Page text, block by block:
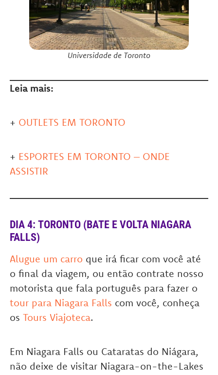
Universidade de Toronto
Leia mais:
+ OUTLETS EM TORONTO
+ ESPORTES EM TORONTO – ONDE
ASSISTIR
DIA 4: TORONTO (BATE E VOLTA NIAGARA
FALLS)
Alugue um carro que irá ficar com você até
o final da viagem, ou então contrate nosso
motorista que fala português para fazer o
tour para Niagara Falls com você, conheça
os Tours Viajoteca.
Em Niagara Falls ou Cataratas do Niágara,
não deixe de visitar Niagara-on-the-Lakes